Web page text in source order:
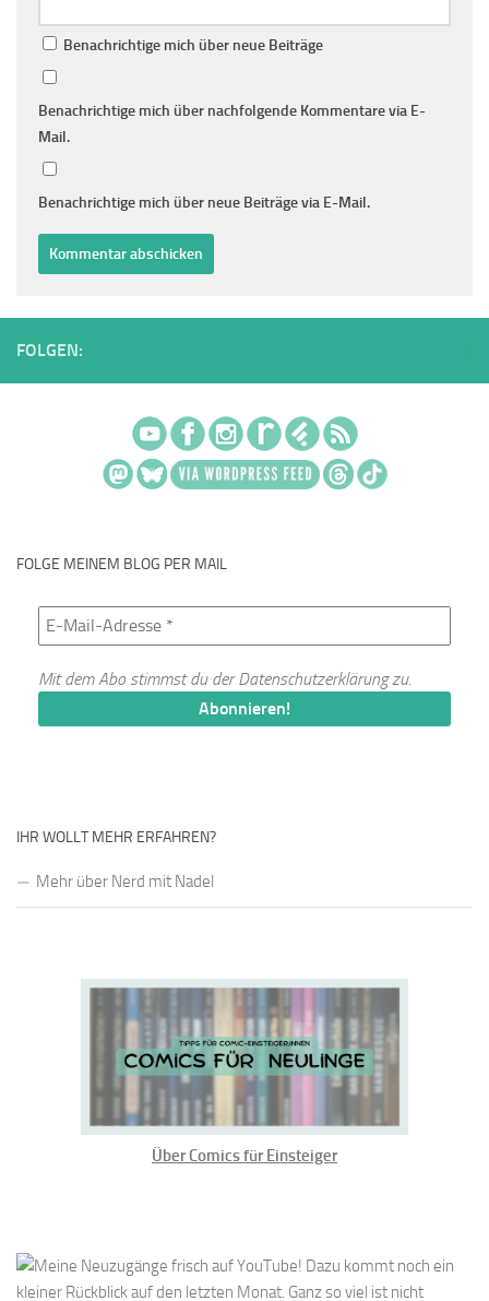
Benachrichtige mich über neue Beiträge
Benachrichtige mich über nachfolgende Kommentare via E-
Mail.
Benachrichtige mich über neue Beiträge via E-Mail.
FOLGEN:
FOLGE MEINEM BLOG PER MAIL
Mit dem Abo stimmst du derDatenschutzerklärungzu.
IHR WOLLT MEHR ERFAHREN?
Mehr über Nerd mit Nadel
Über Comics für Einsteiger